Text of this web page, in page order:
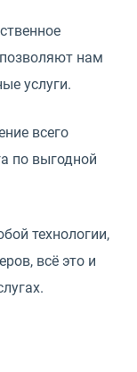
нам
услуги.
всего
по выгодной
технологии,
всё это и